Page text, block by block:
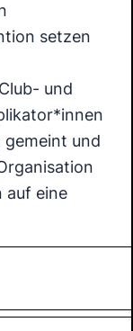
setzen
und
und
auf eine